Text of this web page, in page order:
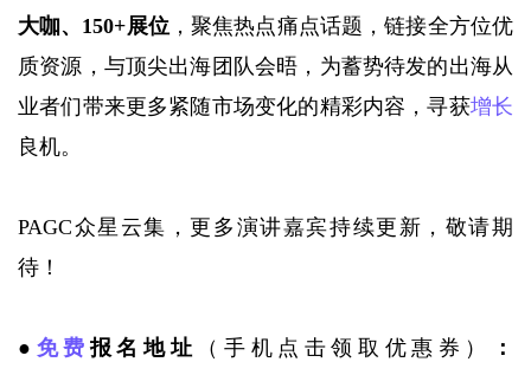
大咖、150+展位，聚焦热点痛点话题，链接全方位优
质资源，与顶尖出海团队会晤，为蓄势待发的出海从
业者们带来更多紧随市场变化的精彩内容，寻获增长
良机。
PAGC众星云集，更多演讲嘉宾持续更新，敬请期
待！
● 免费报名地址 （手机点击领取优惠券）
：